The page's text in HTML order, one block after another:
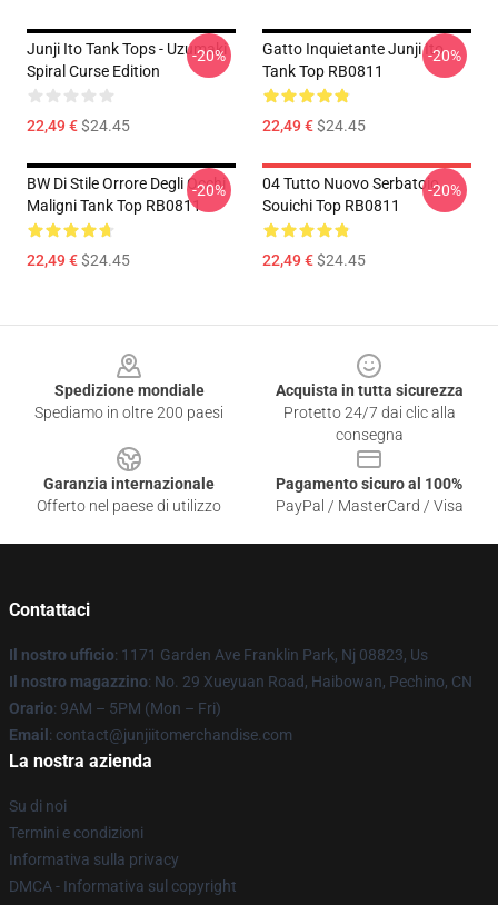
Junji Ito Tank Tops - Uzumaki
Spiral Curse Edition
22,49 €$24.45
-20%
Gatto Inquietante Junji Ito
Tank Top RB0811
22,49 €$24.45
-20%
BW Di Stile Orrore Degli Occhi
Maligni Tank Top RB0811
22,49 €$24.45
-20%
04 Tutto Nuovo Serbatoio
Souichi Top RB0811
22,49 €$24.45
-20%
Spedizione mondiale
Spediamo in oltre 200 paesi
Acquista in tutta sicurezza
Protetto 24/7 dai clic alla
consegna
Garanzia internazionale
Offerto nel paese di utilizzo
Pagamento sicuro al 100%
PayPal / MasterCard / Visa
Contattaci
Il nostro ufficio: 1171 Garden Ave Franklin Park, Nj 08823, Us
Il nostro magazzino: No. 29 Xueyuan Road, Haibowan, Pechino, CN
Orario: 9AM – 5PM (Mon – Fri)
Email : contact@junjiitomerchandise.com
La nostra azienda
Su di noi
Termini e condizioni
Informativa sulla privacy
DMCA - Informativa sul copyright